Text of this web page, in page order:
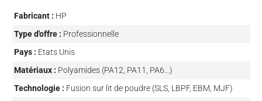
Fabricant : HP
Type d'offre : Professionnelle
Pays : Etats Unis
Matériaux : Polyamides (PA12, PA11, PA6...)
Technologie : Fusion sur lit de poudre (SLS, LBPF, EBM, MJF)